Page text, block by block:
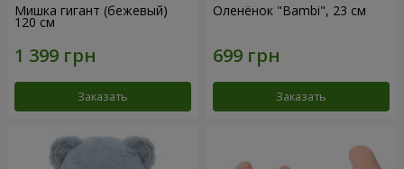
Мишка гигант (бежевый)
120 см
Заказать
Оленёнок "Bambi", 23 см
Заказать